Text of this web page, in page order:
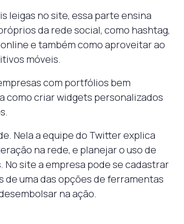
leigas no site, essa parte ensina
da rede social, como hashtag,
e também como aproveitar ao
móveis.
com portfólios bem
como criar widgets personalizados
Nela a equipe do Twitter explica
na rede, e planejar o uso de
site a empresa pode se cadastrar
uma das opções de ferramentas
na ação.